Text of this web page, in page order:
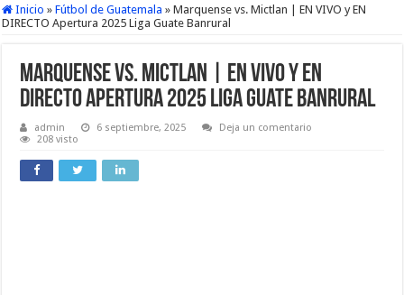
Inicio » Fútbol de Guatemala » Marquense vs. Mictlan | EN VIVO y EN
DIRECTO Apertura 2025 Liga Guate Banrural
Marquense vs. Mictlan | EN VIVO y EN
DIRECTO Apertura 2025 Liga Guate Banrural
admin 6 septiembre, 2025
Deja un comentario
208 visto